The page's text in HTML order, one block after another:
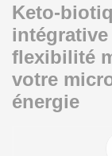
Keto-
flexibilité
votre
énergie